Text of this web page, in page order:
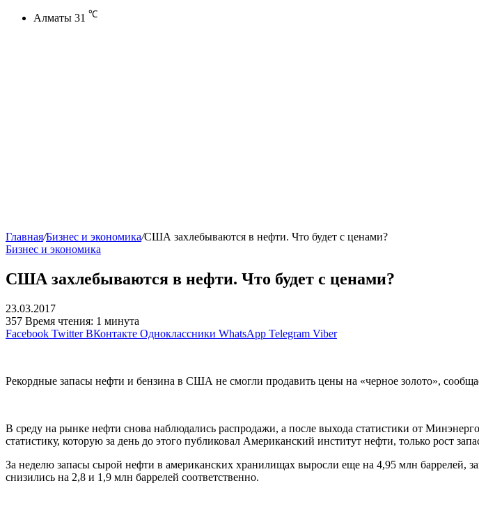
Алматы 31 ℃
Главная/Бизнес и экономика/США захлебываются в нефти. Что будет с ценами?
Бизнес и экономика
США захлебываются в нефти. Что будет с ценами?
23.03.2017
357 Время чтения: 1 минута
Facebook Twitter ВКонтакте Одноклассники WhatsApp Telegram Viber
Рекордные запасы нефти и бензина в США не смогли продавить цены на «черное золото»,
В среду на рынке нефти снова наблюдались распродажи, а после выхода статистики от
статистику, которую за день до этого публиковал Американский институт нефти, только рост
За неделю запасы сырой нефти в американских хранилищах выросли еще на 4,95 млн баррелей,
снизились на 2,8 и 1,9 млн баррелей соответственно.